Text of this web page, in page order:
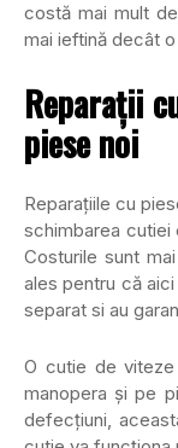
costă mai mult
mai ieftină decât
Reparaţii
piese noi
Reparaţiile cu
schimbarea cutiei
Costurile sunt
ales pentru că
separat si au
O cutie de
manopera şi pe
defecţiuni,